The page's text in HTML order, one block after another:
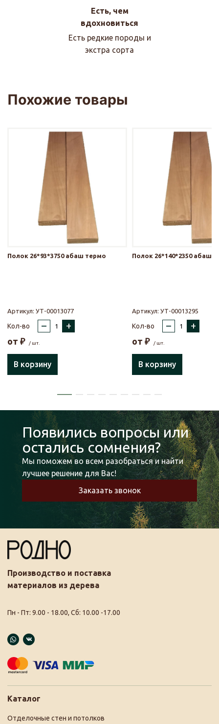
Есть, чем
вдохновиться
Есть редкие породы и
экстра сорта
Похожие товары
Полок 26*93*3750 абаш термо
Артикул: УТ-00013077
Кол-во – +
от ₽ / шт.
В корзину
Полок 26*140*2350 абаш
Артикул: УТ-00013295
Кол-во – +
от ₽ / шт.
В корзину
Появились вопросы или
остались сомнения?
Мы поможем во всем разобраться и найти
лучшее решение для Вас!
Заказать звонок
Производство и поставка
материалов из дерева
Пн - Пт: 9.00 - 18.00, Сб: 10.00 -17.00
Каталог
Отделочные стен и потолков